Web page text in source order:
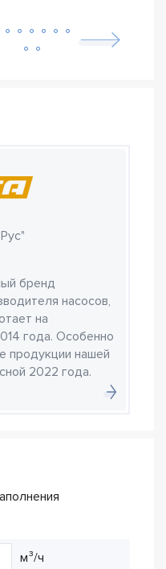
бренд
насосов,
на
года. Особенно
продукции нашей
2022 года.
м³/ч